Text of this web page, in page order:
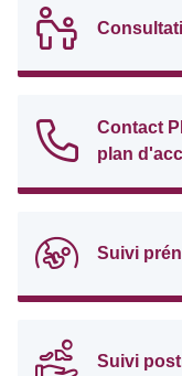
Contact
plan
Suivi
Suivi